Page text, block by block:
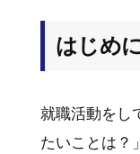
はじめ
就職活動をし
たいことは？